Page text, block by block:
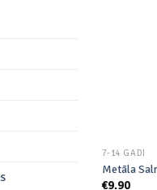
7-14 GADI
Metāla
€9.90